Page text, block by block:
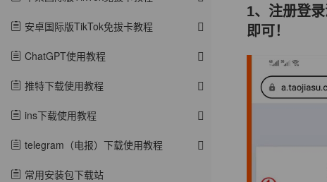
安卓国际版TikTok免拔卡教程
ChatGPT使用教程
推特下载使用教程
ins下载使用教程
telegram（电报）下载使用教程
常用安装包下载站
1、注册登
即可！